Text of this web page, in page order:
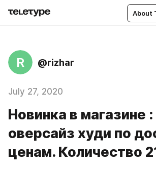
About
R @rizhar
July 27, 2020
Новинка в магазине
оверсайз худи по
ценам. Количество